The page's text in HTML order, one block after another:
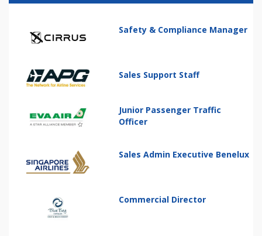
Safety & Compliance Manager
Sales Support Staff
Junior Passenger Traffic
Officer
Sales Admin Executive Benelux
Commercial Director